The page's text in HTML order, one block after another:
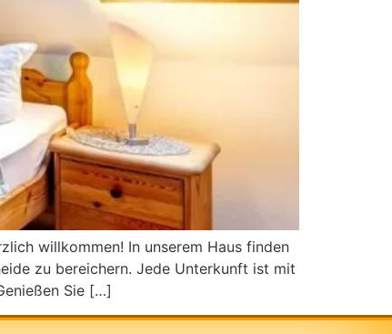
willkommen! In unserem Haus finden
zu bereichern. Jede Unterkunft ist mit
Sie […]